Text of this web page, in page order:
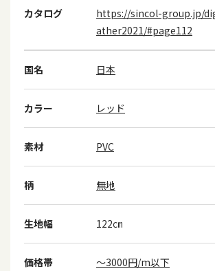
カタログ
https://sincol-group.jp/
ather2021/#page112
国名 日本
カラー レッド
素材 PVC
柄 無地
生地幅 122㎝
価格帯 ～3000円/m以下